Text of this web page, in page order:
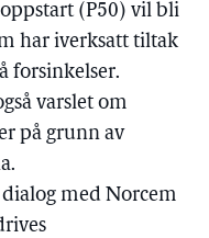
(P50) vil bli
har iverksatt tiltak
forsinkelser.
varslet om
på grunn av
med Norcem